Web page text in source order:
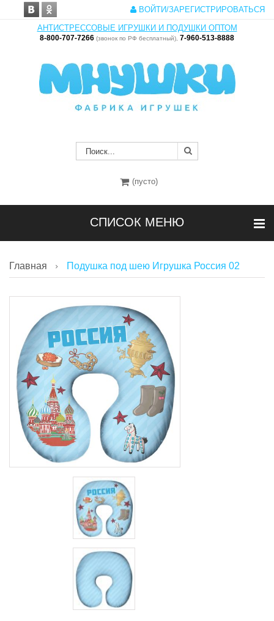
ВОЙТИ/ЗАРЕГИСТРИРОВАТЬСЯ
АНТИСТРЕССОВЫЕ ИГРУШКИ И ПОДУШКИ ОПТОМ
8-800-707-7266 (звонок по РФ бесплатный), 7-960-513-8888
(пусто)
СПИСОК МЕНЮ
Главная Подушка под шею Игрушка Россия 02